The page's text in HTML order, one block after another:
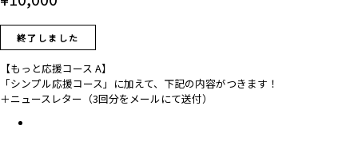
終了しました
【もっと応援コース A】
「シンプル応援コース」に加えて、下記の内容がつきます！
＋ニュースレター（3回分をメールにて送付）